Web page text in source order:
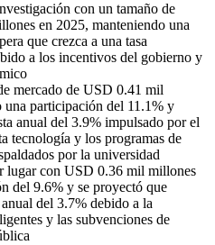
con un tamaño de
en 2025, manteniendo una
que crezca a una tasa
a los incentivos del gobierno y
mercado de USD 0.41 mil
participación del 11.1% y
anual del 3.9% impulsado por el
tecnología y los programas de
por la universidad
lugar con USD 0.36 mil millones
del 9.6% y se proyectó que
del 3.7% debido a la
y las subvenciones de